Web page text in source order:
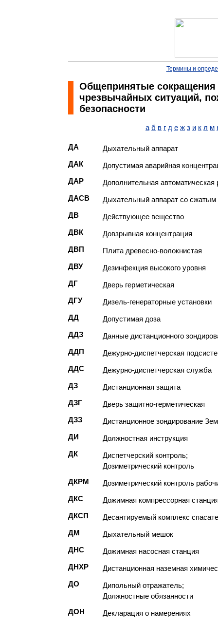
Термины и
Общепринятые сокращения
чрезвычайных ситуаций,
безопасности
а б в г д е ж з и к л м
ДА
Дыхательный аппарат
ДАК
Допустимая аварийная
ДАР
Дополнительная автоматическая
ДАСВ
Дыхательный аппарат со сжатым
ДВ
Действующее вещество
ДВК
Довзрывная концентрация
ДВП
Плита древесно-волокнистая
ДВУ
Дезинфекция высокого уровня
ДГ
Дверь герметическая
ДГУ
Дизель-генераторные установки
ДД
Допустимая доза
ДДЗ
Данные дистанционного
ДДП
Дежурно-диспетчерская
ДДС
Дежурно-диспетчерская служба
ДЗ
Дистанционная защита
ДЗГ
Дверь защитно-герметическая
ДЗЗ
Дистанционное зондирование
ДИ
Должностная инструкция
ДК
Диспетчерский контроль;
Дозиметрический контроль
ДКРМ
Дозиметрический контроль
ДКС
Дожимная компрессорная
ДКСП
Десантируемый комплекс
ДМ
Дыхательный мешок
ДНС
Дожимная насосная станция
ДНХР
Дистанционная наземная
ДО
Дипольный отражатель;
Должностные обязанности
ДОН
Декларация о намерениях